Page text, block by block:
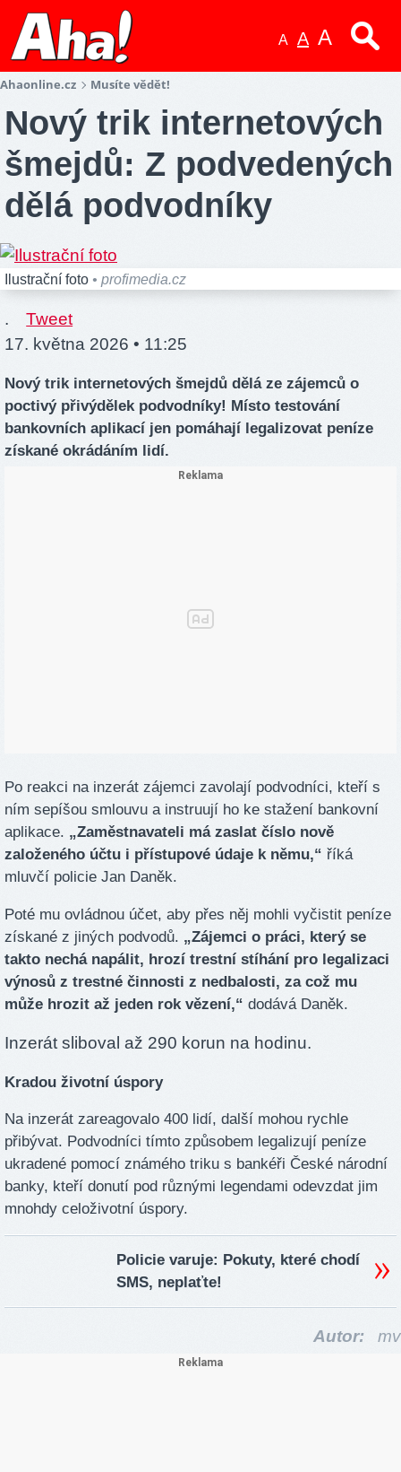
A A A
Ahaonline.cz Musíte vědět!
Nový trik internetových
šmejdů: Z podvedených
dělá podvodníky
Ilustrační foto • profimedia.cz
.
Tweet
17. května 2026 • 11:25
Nový trik internetových šmejdů dělá ze zájemců o
poctivý přivýdělek podvodníky! Místo testování
bankovních aplikací jen pomáhají legalizovat peníze
získané okrádáním lidí.
Po reakci na inzerát zájemci zavolají podvodníci, kteří s
ním sepíšou smlouvu a instruují ho ke stažení bankovní
aplikace. „Zaměstnavateli má zaslat číslo nově
založeného účtu i přístupové údaje k němu,“ říká
mluvčí policie Jan Daněk.
Poté mu ovládnou účet, aby přes něj mohli vyčistit peníze
získané z jiných podvodů. „Zájemci o práci, který se
takto nechá napálit, hrozí trestní stíhání pro legalizaci
výnosů z trestné činnosti z nedbalosti, za což mu
může hrozit až jeden rok vězení,“ dodává Daněk.
Inzerát sliboval až 290 korun na hodinu.
Kradou životní úspory
Na inzerát zareagovalo 400 lidí, další mohou rychle
přibývat. Podvodníci tímto způsobem legalizují peníze
ukradené pomocí známého triku s bankéři České národní
banky, kteří donutí pod různými legendami odevzdat jim
mnohdy celoživotní úspory.
Policie varuje: Pokuty, které chodí
SMS, neplaťte!
Autor: mv